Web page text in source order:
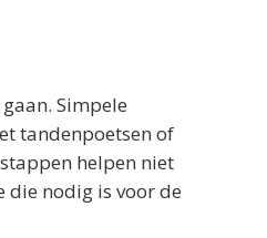
Simpele
tandenpoetsen of
stappen helpen niet
die nodig is voor de